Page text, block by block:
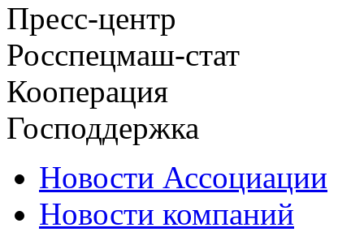
Пресс-центр
Росспецмаш-стат
Кооперация
Господдержка
Новости Ассоциации
Новости компаний